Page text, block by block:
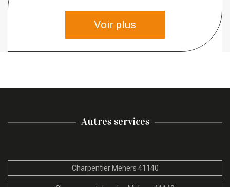
Voir plus
Autres services
Charpentier Mehers 41140